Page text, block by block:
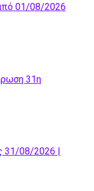
01/08/2026
31η
08/2026 |